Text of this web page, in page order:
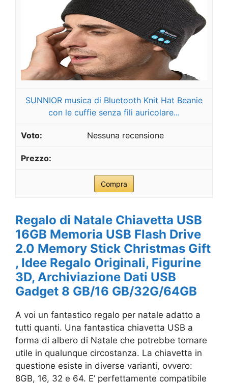
SUNNIOR musica di Bluetooth Knit Hat Beanie
con le cuffie senza fili auricolare...
Nessuna recensione
Compra
Regalo di Natale Chiavetta USB
16GB Memoria USB Flash Drive
2.0 Memory Stick Christmas Gift
, Idee Regalo Originali, Figurine
3D, Archiviazione Dati USB
Gadget 8 GB/16 GB/32G/64GB
A voi un fantastico regalo per natale adatto a
tutti quanti. Una fantastica chiavetta USB a
forma di albero di Natale che potrebbe tornare
utile in qualunque circostanza. La chiavetta in
questione esiste in diverse varianti, ovvero:
8GB, 16, 32 e 64. E’ perfettamente compatibile